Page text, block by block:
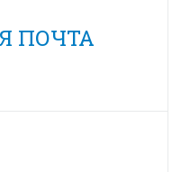
ПОЧТА